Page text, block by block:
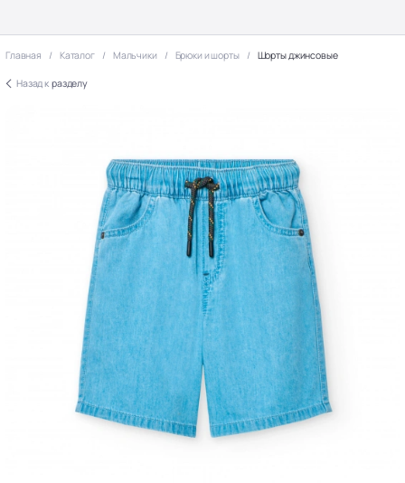
Главная Каталог Мальчики Брюки и шорты Шорты джинсовые
Назад к разделу